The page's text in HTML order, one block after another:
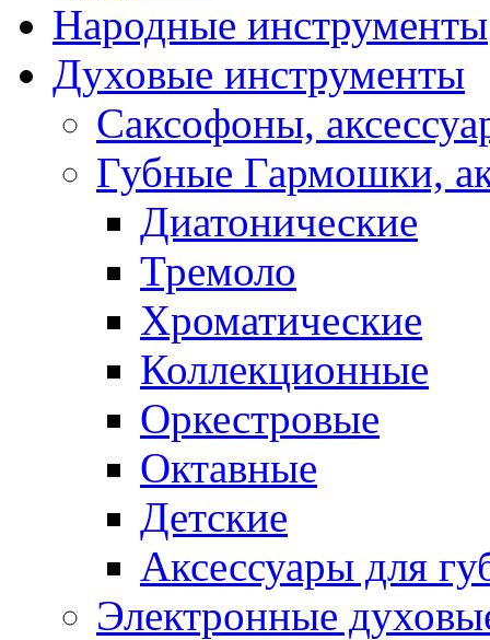
Народные инструменты
Духовые инструменты
Саксофоны,
Губные Гармошки,
Диатонические
Тремоло
Хроматические
Коллекционные
Оркестровые
Октавные
Детские
Аксессуары для
Электронные